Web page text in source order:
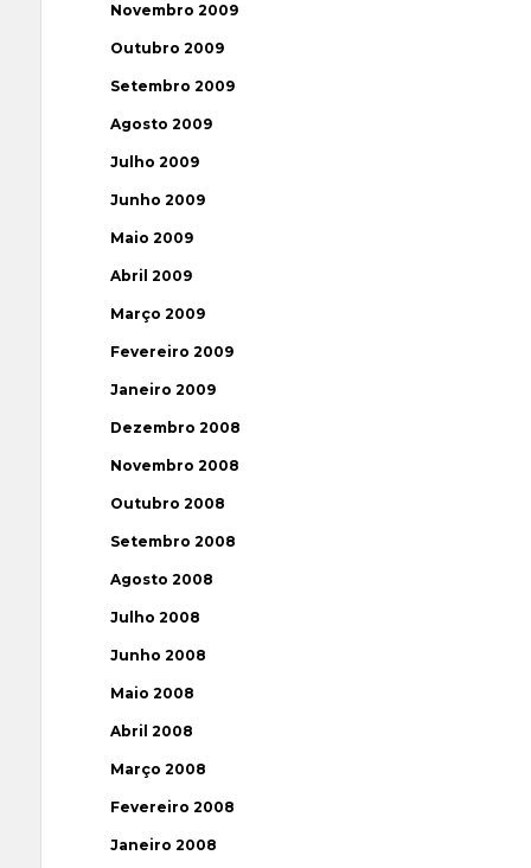
Novembro 2009
Outubro 2009
Setembro 2009
Agosto 2009
Julho 2009
Junho 2009
Maio 2009
Abril 2009
Março 2009
Fevereiro 2009
Janeiro 2009
Dezembro 2008
Novembro 2008
Outubro 2008
Setembro 2008
Agosto 2008
Julho 2008
Junho 2008
Maio 2008
Abril 2008
Março 2008
Fevereiro 2008
Janeiro 2008